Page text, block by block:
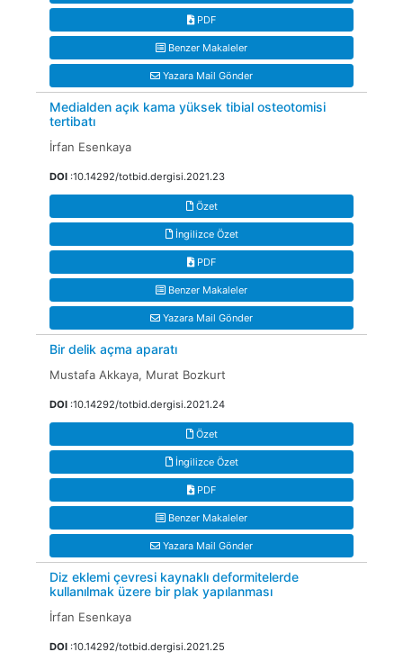
PDF
Benzer Makaleler
Yazara Mail Gönder
Medialden açık kama yüksek tibial osteotomisi
tertibatı
İrfan Esenkaya
DOI :10.14292/totbid.dergisi.2021.23
Özet
İngilizce Özet
PDF
Benzer Makaleler
Yazara Mail Gönder
Bir delik açma aparatı
Mustafa Akkaya, Murat Bozkurt
DOI :10.14292/totbid.dergisi.2021.24
Özet
İngilizce Özet
PDF
Benzer Makaleler
Yazara Mail Gönder
Diz eklemi çevresi kaynaklı deformitelerde
kullanılmak üzere bir plak yapılanması
İrfan Esenkaya
DOI :10.14292/totbid.dergisi.2021.25